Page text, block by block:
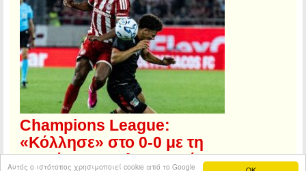
Αυτός ο ιστότοπος χρησιμοποιεί cookie από το Google
Champions League:
«Κόλλησε» στο 0-0 με τη
Ναϊμέγκεν ο Ολυμπιακός